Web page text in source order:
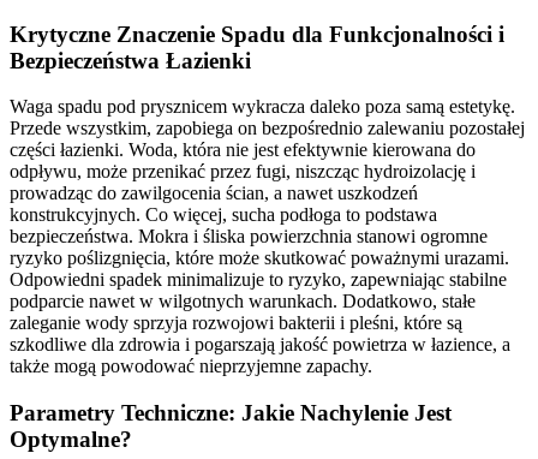
Krytyczne Znaczenie Spadu dla Funkcjonalności i
Bezpieczeństwa Łazienki
Waga spadu pod prysznicem wykracza daleko poza samą estetykę.
Przede wszystkim, zapobiega on bezpośrednio zalewaniu pozostałej
części łazienki. Woda, która nie jest efektywnie kierowana do
odpływu, może przenikać przez fugi, niszcząc hydroizolację i
prowadząc do zawilgocenia ścian, a nawet uszkodzeń
konstrukcyjnych. Co więcej, sucha podłoga to podstawa
bezpieczeństwa. Mokra i śliska powierzchnia stanowi ogromne
ryzyko poślizgnięcia, które może skutkować poważnymi urazami.
Odpowiedni spadek minimalizuje to ryzyko, zapewniając stabilne
podparcie nawet w wilgotnych warunkach. Dodatkowo, stałe
zaleganie wody sprzyja rozwojowi bakterii i pleśni, które są
szkodliwe dla zdrowia i pogarszają jakość powietrza w łazience, a
także mogą powodować nieprzyjemne zapachy.
Parametry Techniczne: Jakie Nachylenie Jest
Optymalne?